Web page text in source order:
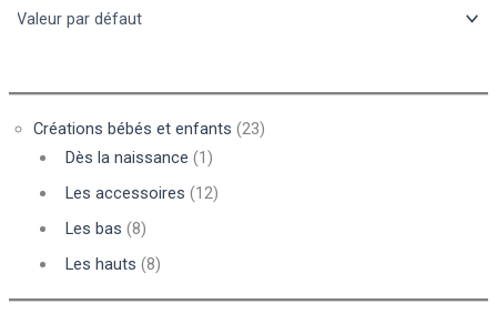
Créations bébés et enfants (23)
Dès la naissance (1)
Les accessoires (12)
Les bas (8)
Les hauts (8)